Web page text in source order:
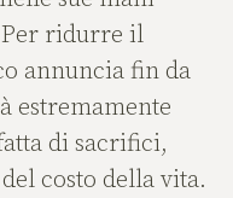
ridurre il
annuncia fin da
estremamente
di sacrifici,
costo della vita.